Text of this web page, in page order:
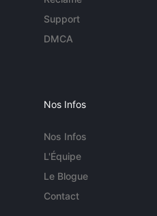
Support
DMCA
Nos Infos
Nos Infos
L'Équipe
Le Blogue
Contact